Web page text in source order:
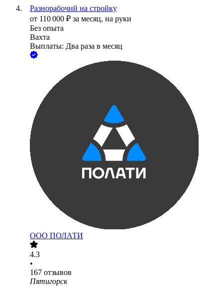
Разнорабочий на стройку
от 110 000 ₽ за месяц, на руки
Без опыта
Вахта
Выплаты: Два раза в месяц
ООО ПОЛАТИ
4.3
•
167 отзывов
Пятигорск